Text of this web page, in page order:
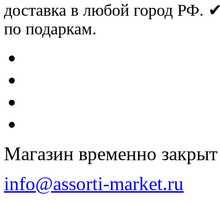
доставка в любой город
по подаркам.
Магазин временно закрыт
info@assorti-market.ru